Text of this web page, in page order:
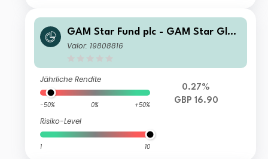
GAM Star Fund plc - GAM Star Glob
al Cautious Selling Agent C Hedged
Valor: 19808816
Jährliche Rendite
-50% 0% +50%
Risiko-Level
1 10
0.27%
GBP 16.90